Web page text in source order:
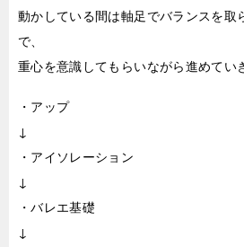
動かしている間は軸足でバランスを取
で、
重心を意識してもらいながら進めてい
・アップ
↓
・アイソレーション
↓
・バレエ基礎
↓